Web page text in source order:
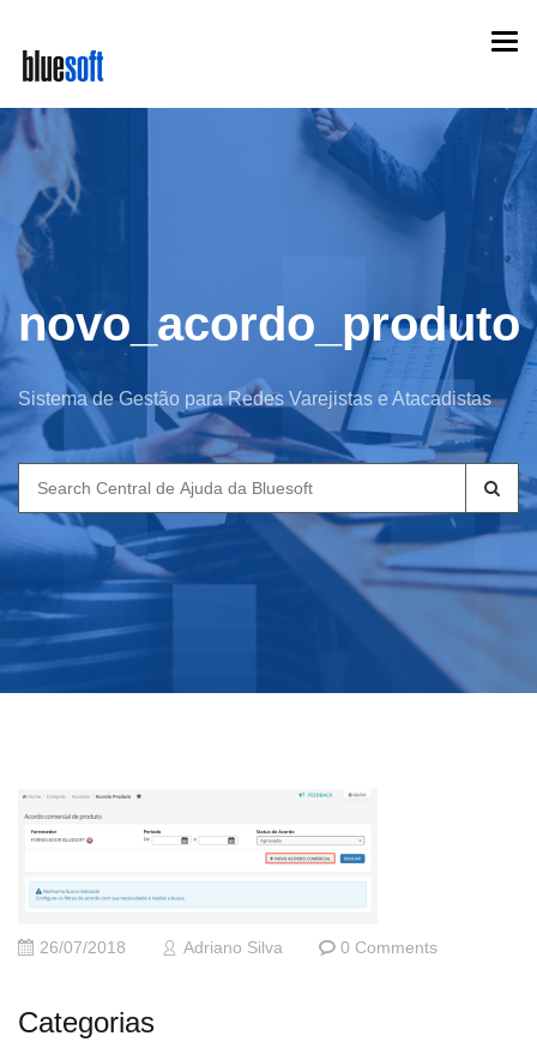
main
content
novo_acordo_produto
Sistema de Gestão para Redes Varejistas e Atacadistas
Search
for:
26/07/2018 Adriano Silva 0 Comments
Categorias